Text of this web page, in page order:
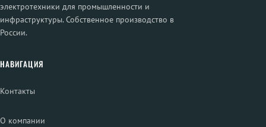
электротехники для промышленности и
инфраструктуры. Собственное производство в
России.
НАВИГАЦИЯ
Контакты
О компании